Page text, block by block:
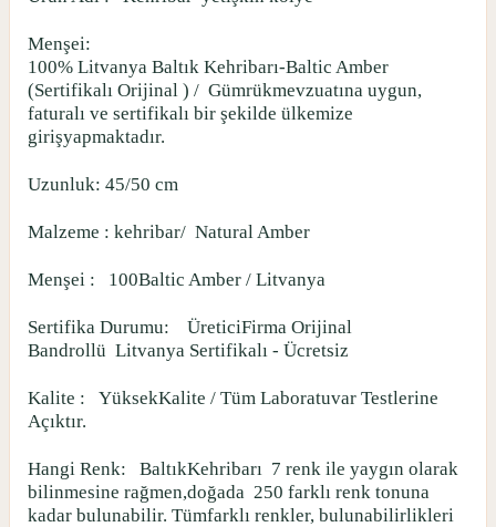
Menşei:
100% Litvanya Baltık Kehribarı-Baltic Amber
(Sertifikalı Orijinal ) / Gümrükmevzuatına uygun,
faturalı ve sertifikalı bir şekilde ülkemize
girişyapmaktadır.
Uzunluk: 45/50 cm
Malzeme : kehribar/ Natural Amber
Menşei : 100Baltic Amber / Litvanya
Sertifika Durumu:
ÜreticiFirma Orijinal
Bandrollü Litvanya Sertifikalı - Ücretsiz
Kalite :
YüksekKalite / Tüm Laboratuvar Testlerine
Açıktır.
Hangi Renk: BaltıkKehribarı 7 renk ile yaygın olarak
bilinmesine rağmen,doğada 250 farklı renk tonuna
kadar bulunabilir. Tümfarklı renkler, bulunabilirlikleri